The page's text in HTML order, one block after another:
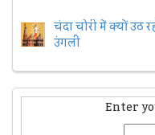
चंदा चोरी में क्यों उठ
उंगली
Enter